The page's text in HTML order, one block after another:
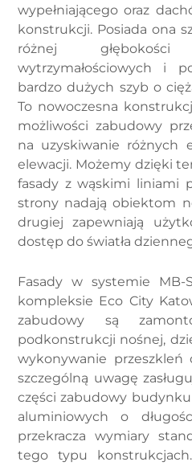
wypełniającego oraz
konstrukcji. Posiada ona
różnej
wytrzymałościowych i
bardzo dużych szyb o
To nowoczesna
możliwości zabudowy
na uzyskiwanie różnych
elewacji. Możemy dzięki
fasady z wąskimi liniami
strony nadają obiektom
drugiej zapewniają
dostęp do światła
Fasady w systemie MB-
kompleksie Eco City
zabudowy są
podkonstrukcji nośnej,
wykonywanie przeszkleń
szczególną uwagę
części zabudowy budynku
aluminiowych o
przekracza wymiary
tego typu